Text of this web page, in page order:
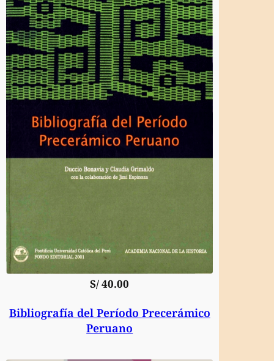
S/40.00
Bibliografía del Período Precerámico
Peruano